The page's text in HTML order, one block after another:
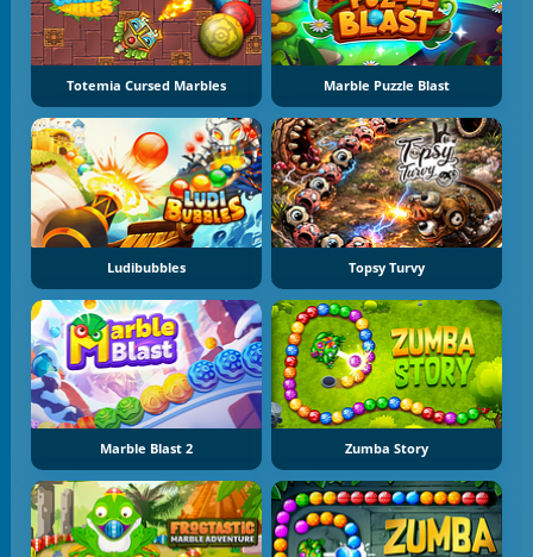
Totemia Cursed Marbles Marble Puzzle Blast
Ludibubbles Topsy Turvy
Marble Blast 2 Zumba Story